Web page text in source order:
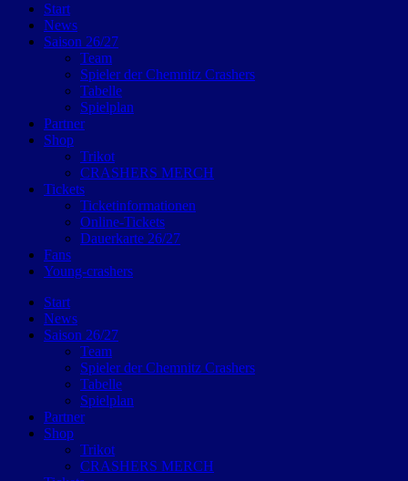
Start
News
Saison 26/27
Team
Spieler der Chemnitz Crashers
Tabelle
Spielplan
Partner
Shop
Trikot
CRASHERS MERCH
Tickets
Ticketinformationen
Online-Tickets
Dauerkarte 26/27
Fans
Young-crashers
Start
News
Saison 26/27
Team
Spieler der Chemnitz Crashers
Tabelle
Spielplan
Partner
Shop
Trikot
CRASHERS MERCH